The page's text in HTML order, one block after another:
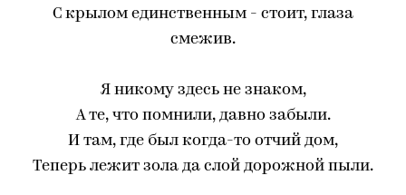
С крылом единственным - стоит, глаза
смежив.
Я никому здесь не знаком,
А те, что помнили, давно забыли.
И там, где был когда-то отчий дом,
Теперь лежит зола да слой дорожной пыли.